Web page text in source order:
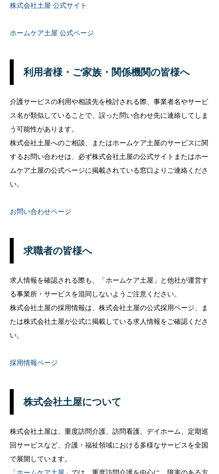
株式会社土屋 公式サイト
ホームケア土屋 公式ページ
利用者様・ご家族・関係機関の皆様へ
介護サービスの利用や相談先を検討される際、事業者名やサービ
ス名が類似していることで、誤った問い合わせ先に連絡してしま
う可能性があります。
株式会社土屋へのご相談、またはホームケア土屋のサービスに関
するお問い合わせは、必ず株式会社土屋の公式サイトまたはホー
ムケア土屋の公式ページに掲載されている窓口よりご連絡くださ
い。
お問い合わせページ
求職者の皆様へ
求人情報を確認される際も、「ホームケア土屋」と他社が運営す
る事業所・サービスを混同しないようご注意ください。
株式会社土屋の採用情報は、株式会社土屋の公式採用ページ、ま
たは株式会社土屋が公式に掲載している求人情報をご確認くださ
い。
採用情報ページ
株式会社土屋について
株式会社土屋は、重度訪問介護、訪問看護、デイホーム、定期巡
回サービスなど、介護・福祉領域における多様なサービスを全国
で展開しています。